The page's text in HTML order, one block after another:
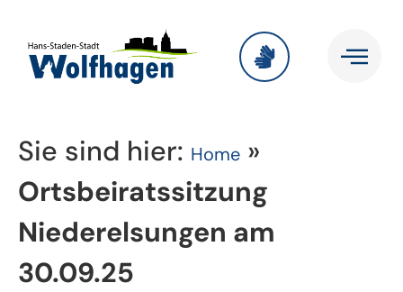
Sie sind hier: Home »
Ortsbeiratssitzung
Niederelsungen am
30.09.25